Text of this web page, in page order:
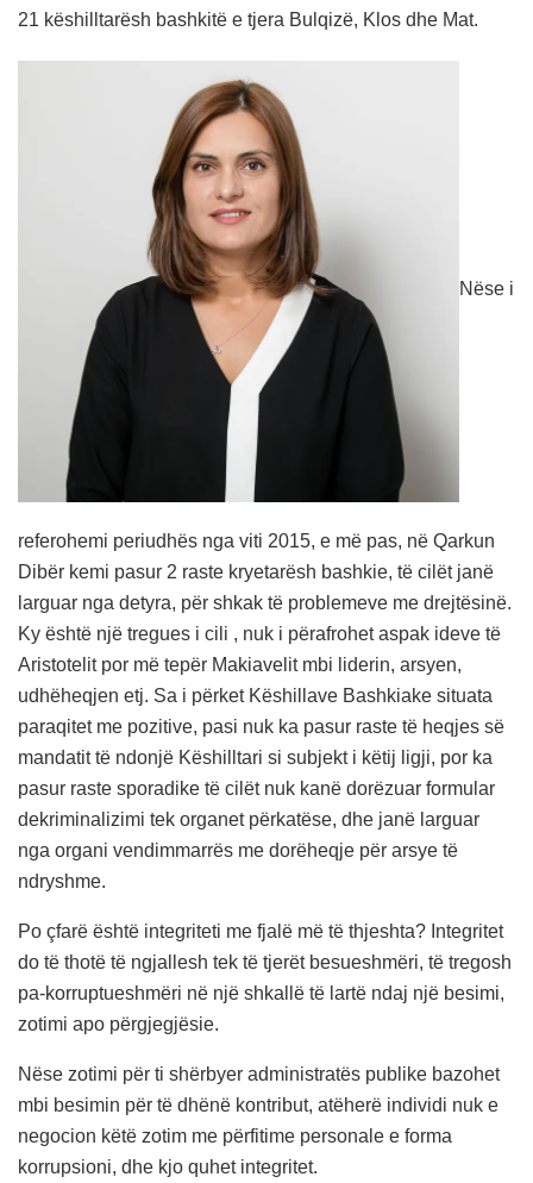
21 këshilltarësh bashkitë e tjera Bulqizë, Klos dhe Mat.
Nëse i
referohemi periudhës nga viti 2015, e më pas, në Qarkun
Dibër kemi pasur 2 raste kryetarësh bashkie, të cilët janë
larguar nga detyra, për shkak të problemeve me drejtësinë.
Ky është një tregues i cili , nuk i përafrohet aspak ideve të
Aristotelit por më tepër Makiavelit mbi liderin, arsyen,
udhëheqjen etj. Sa i përket Këshillave Bashkiake situata
paraqitet me pozitive, pasi nuk ka pasur raste të heqjes së
mandatit të ndonjë Këshilltari si subjekt i këtij ligji, por ka
pasur raste sporadike të cilët nuk kanë dorëzuar formular
dekriminalizimi tek organet përkatëse, dhe janë larguar
nga organi vendimmarrës me dorëheqje për arsye të
ndryshme.
Po çfarë është integriteti me fjalë më të thjeshta? Integritet
do të thotë të ngjallesh tek të tjerët besueshmëri, të tregosh
pa-korruptueshmëri në një shkallë të lartë ndaj një besimi,
zotimi apo përgjegjësie.
Nëse zotimi për ti shërbyer administratës publike bazohet
mbi besimin për të dhënë kontribut, atëherë individi nuk e
negocion këtë zotim me përfitime personale e forma
korrupsioni, dhe kjo quhet integritet.